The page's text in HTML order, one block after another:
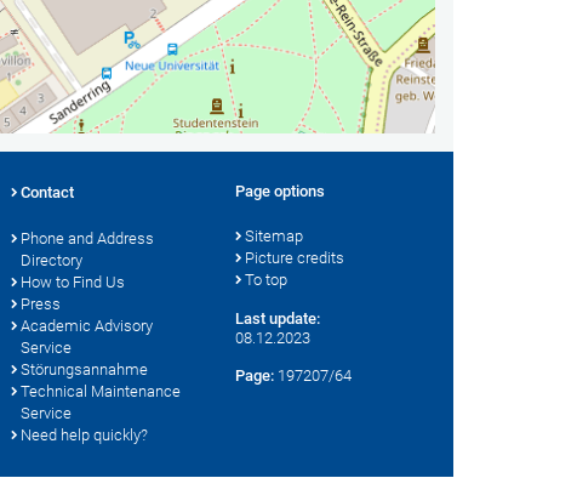
Contact
Phone and Address
Directory
How to Find Us
Press
Academic Advisory
Service
Störungsannahme
Technical Maintenance
Service
Need help quickly?
Page options
Sitemap
Picture credits
To top
Last update:
08.12.2023
Page: 197207/64